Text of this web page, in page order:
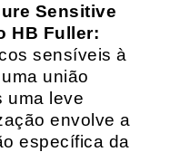
Sensitive
HB Fuller:
sensíveis à
união
uma leve
envolve a
específica da